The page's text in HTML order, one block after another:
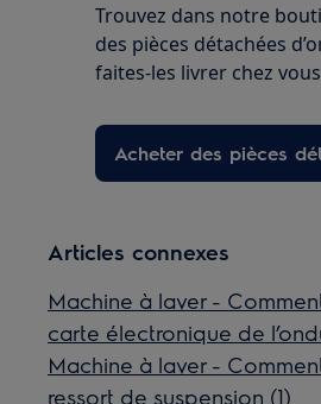
Trouvez dans notre
des pièces détachées
faites-les livrer chez
Acheter des pièces
Articles connexes
Machine à laver -
carte électronique de
Machine à laver -
ressort de suspension (1)